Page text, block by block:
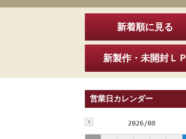
新着順に見る
新製作・未開封ＬＰ
営業日カレンダー
2026/08